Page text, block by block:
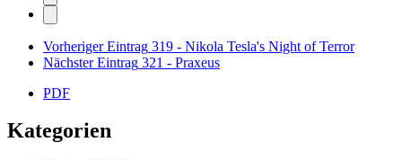
Vorheriger Eintrag 319 - Nikola Tesla's Night of Terror
Nächster Eintrag 321 - Praxeus
PDF
Kategorien